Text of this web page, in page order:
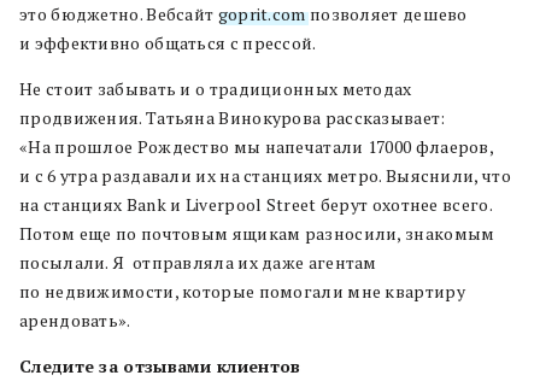
это бюджетно.Вебсайт goprit.comпозволяет дешево
и эффективно общаться с прессой.
Не стоит забывать и о традиционных методах
продвижения. Татьяна Винокурова рассказывает:
«На прошлое Рождество мы напечатали 17000 флаеров,
и с6 утра раздавали их на станциях метро. Выяснили, что
на станциях Bank и Liverpool Street берут охотнее всего.
Потом еще по почтовым ящикам разносили, знакомым
посылали. Я отправляла их даже агентам
по недвижимости, которые помогали мне квартиру
арендовать».
Следите за отзывами клиентов